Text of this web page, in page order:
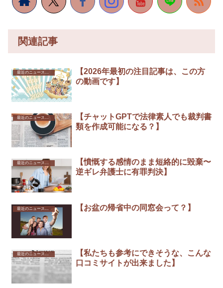
関連記事
最近のニュースから
【2026年最初の注目記事は、この方
の動画です】
最近のニュースから
【チャットGPTで法律素人でも裁判書
類を作成可能になる？】
最近のニュースから
【憤慨する感情のまま短絡的に毀棄〜
逆ギレ弁護士に有罪判決】
【お盆の帰省中の同窓会って？】
最近のニュースから
【私たちも参考にできそうな、こんな
口コミサイトが出来ました】